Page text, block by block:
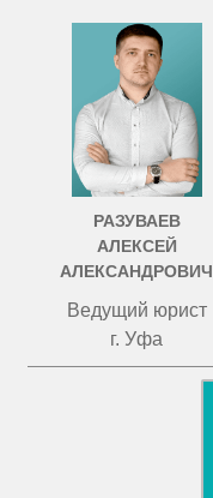
РАЗУВАЕВ
АЛЕКСЕЙ
АЛЕКСАНДРОВИЧ
Ведущий юрист
г. Уфа